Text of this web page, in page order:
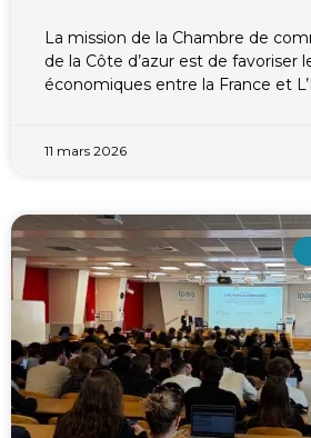
La mission de la Chambre de
de la Côte d’azur est de favoriser
économiques entre la France et
11 mars 2026